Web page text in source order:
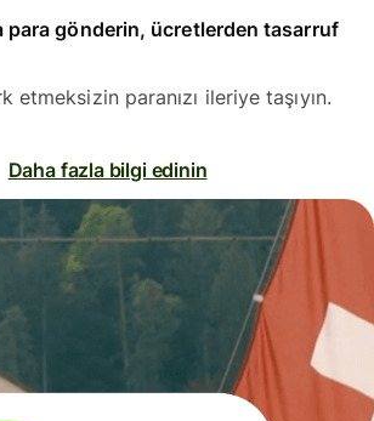
para gönderin, ücretlerden tasarruf
etmeksizin paranızı ileriye taşıyın.
Daha fazla bilgi edinin